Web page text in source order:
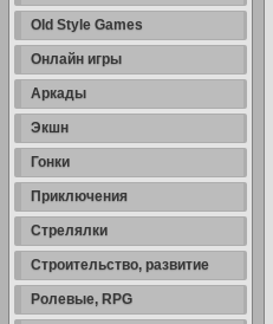
Old Style Games
Онлайн игры
Аркады
Экшн
Гонки
Приключения
Стрелялки
Строительство, развитие
Ролевые, RPG